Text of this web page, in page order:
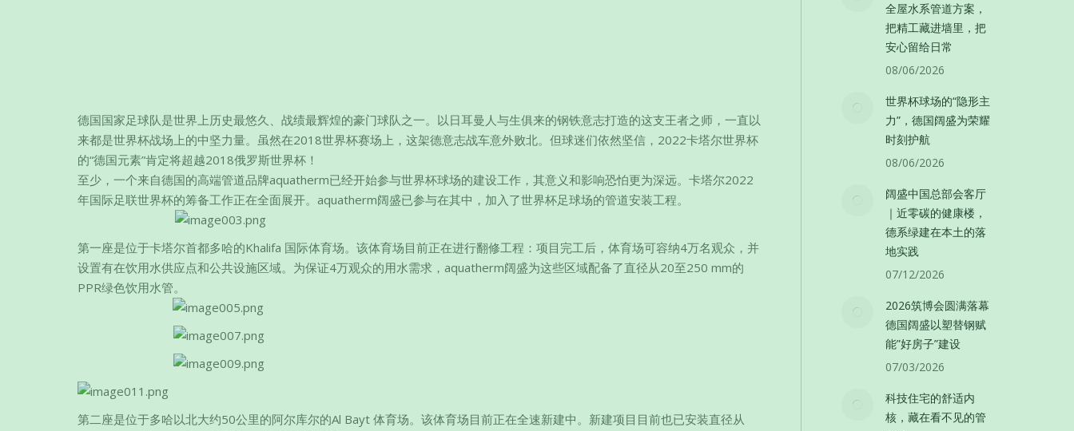
德国国家足球队是世界上历史最悠久、战绩最辉煌的豪门球队之一。以日耳曼人与生俱来的钢铁意志打造的这支王者之师，一直以
来都是世界杯战场上的中坚力量。虽然在2018世界杯赛场上，这架德意志战车意外败北。但球迷们依然坚信，2022卡塔尔世界杯
的“德国元素”肯定将超越2018俄罗斯世界杯！
至少，一个来自德国的高端管道品牌aquatherm已经开始参与世界杯球场的建设工作，其意义和影响恐怕更为深远。卡塔尔2022
年国际足联世界杯的筹备工作正在全面展开。aquatherm阔盛已参与在其中，加入了世界杯足球场的管道安装工程。
第一座是位于卡塔尔首都多哈的Khalifa 国际体育场。该体育场目前正在进行翻修工程：项目完工后，体育场可容纳4万名观众，并
设置有在饮用水供应点和公共设施区域。为保证4万观众的用水需求，aquatherm阔盛为这些区域配备了直径从20至250 mm的
PPR绿色饮用水管。
第二座是位于多哈以北大约50公里的阿尔库尔的Al Bayt 体育场。该体育场目前正在全速新建中。新建项目目前也已安装直径从
全屋水系管道方案，
把精工藏进墙里，把
安心留给日常
08/06/2026
世界杯球场的“隐形主
力”，德国阔盛为荣耀
时刻护航
08/06/2026
阔盛中国总部会客厅
｜近零碳的健康楼，
德系绿建在本土的落
地实践
07/12/2026
2026筑博会圆满落幕
德国阔盛以塑替钢赋
能”好房子”建设
07/03/2026
科技住宅的舒适内
核，藏在看不见的管